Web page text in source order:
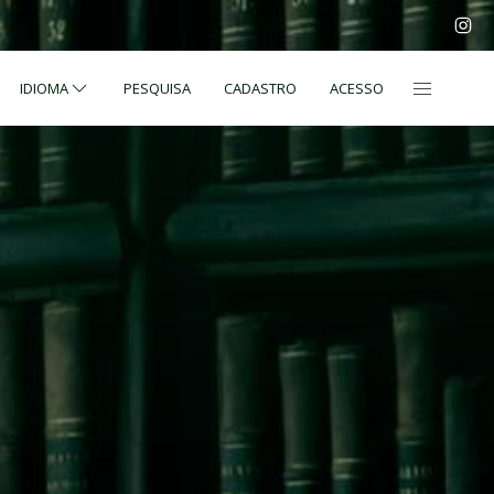
IDIOMA PESQUISA CADASTRO ACESSO